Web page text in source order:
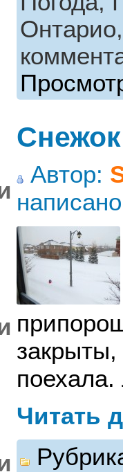
Снежок
Автор:
закрыты,
Читать